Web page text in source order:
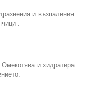
и възпаления .
.
и хидратира